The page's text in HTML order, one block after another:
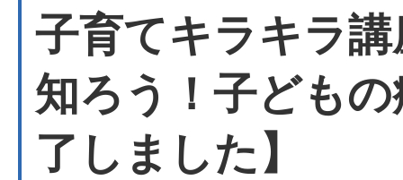
子育てキラキラ
知ろう！子ども
了しました】